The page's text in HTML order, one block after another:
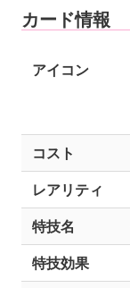
カード情報
アイコン
コスト
レアリティ
特技名
特技効果